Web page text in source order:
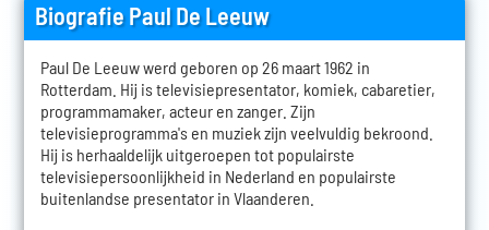
Biografie Paul De Leeuw
Paul De Leeuw werd geboren op 26 maart 1962 in
Rotterdam. Hij is televisiepresentator, komiek, cabaretier,
programmamaker, acteur en zanger. Zijn
televisieprogramma's en muziek zijn veelvuldig bekroond.
Hij is herhaaldelijk uitgeroepen tot populairste
televisiepersoonlijkheid in Nederland en populairste
buitenlandse presentator in Vlaanderen.